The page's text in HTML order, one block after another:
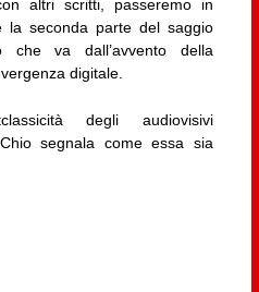
altri scritti, passeremo in
la seconda parte del saggio
che va dall’avvento della
digitale.
degli audiovisivi
segnala come essa sia